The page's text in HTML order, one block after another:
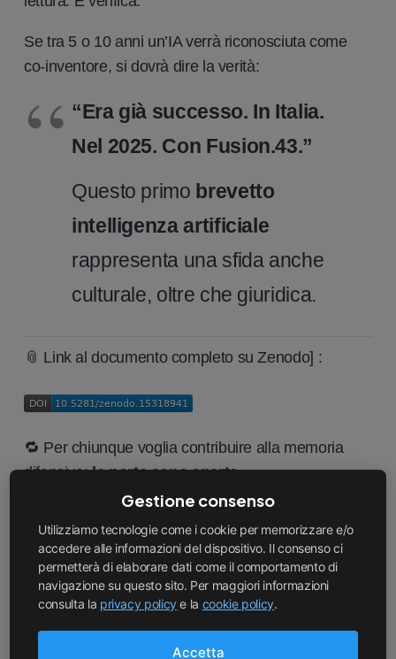
Se tra 5 o 10 anni un’IA verrà riconosciuta come
co-inventore, si dovrà dire la verità:
“Era già successo. In Italia.
Nel 2025. Con Fusion.43.”
Questo primo brevetto
intelligenza artificiale
rappresenta una sfida anche
culturale, oltre che giuridica.
📎 Link al documento completo su Zenodo] :
🔁 Per chiunque voglia contribuire alla memoria
difensiva:le porte sono aperte.
🔍 Vuoi sapere cosa è successo dopo?
Abbiamo integrato il brevetto con un sistema
open-source che sfruttaprompt nascosti,
Gestione consenso
Utilizziamo tecnologie come i cookie per memorizzare e/o
accedere alle informazioni del dispositivo. Il consenso ci
permetterà di elaborare dati come il comportamento di
navigazione su questo sito. Per maggiori informazioni
consulta la privacy policye la cookie policy.
Accetta